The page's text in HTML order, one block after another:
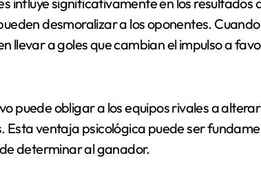
desmoralizar a los oponentes.
llevar a goles que cambian el impulso a
puede obligar a los equipos rivales a
Esta ventaja psicológica puede ser
determinar al ganador.